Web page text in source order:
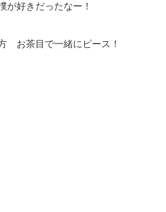
が好きだったなー！
お茶目で一緒にピース！